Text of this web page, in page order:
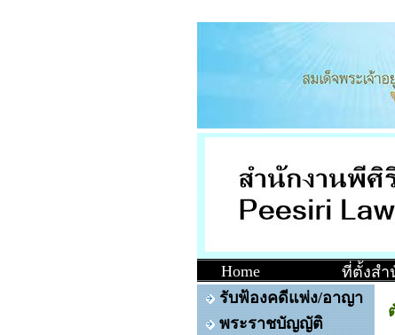
Home ที่ตั้งสำ
รับฟ้องคดีแพ่ง/อาญา
พระราชบัญญัติ